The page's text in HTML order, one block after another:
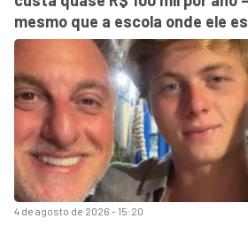
4 de agosto de 2026 - 15:20
mesmo que a escola onde ele